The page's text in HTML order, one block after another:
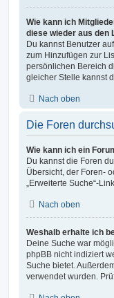
Wie kann ich
diese wieder aus den
Du kannst Benutzer
zum Hinzufügen zur
persönlichen Bereich
gleicher Stelle kannst
Nach oben
Die Foren
Wie kann ich ein
Du kannst die Foren
Übersicht, der Foren-
„Erweiterte Suche“-
Nach oben
Weshalb erhalte ich
Deine Suche war
phpBB nicht indiziert
Suche bietet.
verwendet wurden.